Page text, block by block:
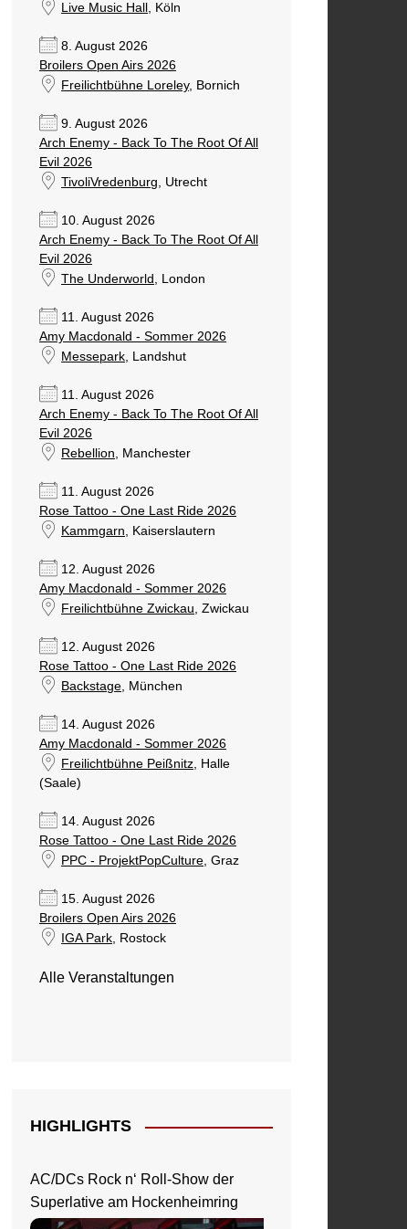
Live Music Hall , Köln
8. August 2026
Broilers Open Airs 2026
Freilichtbühne Loreley, Bornich
9. August 2026
Arch Enemy - Back To The Root Of All
Evil 2026
TivoliVredenburg, Utrecht
10. August 2026
Arch Enemy - Back To The Root Of All
Evil 2026
The Underworld , London
11. August 2026
Amy Macdonald - Sommer 2026
Messepark, Landshut
11. August 2026
Arch Enemy - Back To The Root Of All
Evil 2026
Rebellion, Manchester
11. August 2026
Rose Tattoo - One Last Ride 2026
Kammgarn, Kaiserslautern
12. August 2026
Amy Macdonald - Sommer 2026
Freilichtbühne Zwickau, Zwickau
12. August 2026
Rose Tattoo - One Last Ride 2026
Backstage, München
14. August 2026
Amy Macdonald - Sommer 2026
Freilichtbühne Peißnitz, Halle
(Saale)
14. August 2026
Rose Tattoo - One Last Ride 2026
PPC - ProjektPopCulture, Graz
15. August 2026
Broilers Open Airs 2026
IGA Park, Rostock
Alle Veranstaltungen
HIGHLIGHTS
AC/DCs Rock n‘ Roll-Show der
Superlative am Hockenheimring